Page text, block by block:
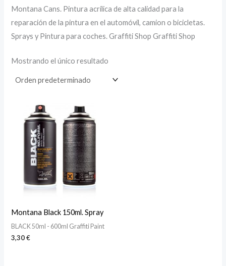
Montana Cans. Pintura acrílica de alta calidad para la
reparación de la pintura en el automóvil, camion o bicicletas.
Sprays y Pintura para coches. Graffiti Shop Graffiti Shop
Mostrando el único resultado
Montana Black 150ml. Spray
BLACK 50ml - 600ml Graffiti Paint
3,30€